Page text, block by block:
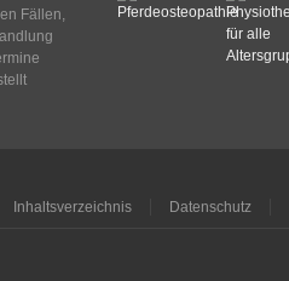
Fällen,
Inhaltsverzeichnis Datenschutz